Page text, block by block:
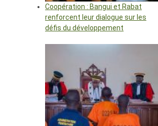
Coopération : Bangui et Rabat
renforcent leur dialogue sur les
défis du développement